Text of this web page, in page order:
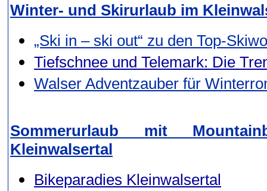
Winter- und Skirurlaub im
„Ski in – ski out“ zu den Top-
Tiefschnee und Telemark: Die
Walser Adventzauber für
Sommerurlaub mit
Kleinwalsertal
Bikeparadies Kleinwalsertal